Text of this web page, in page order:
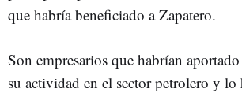
que habría beneficiado a Zapatero.
Son empresarios que habrían
su actividad en el sector petrolero y lo